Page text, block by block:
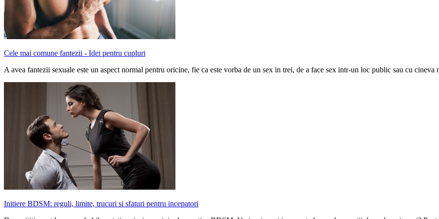
Cele mai comune fantezii - Idei pentru cupluri
A avea fantezii sexuale este un aspect normal pentru oricine, fie ca este vorba de un sex in trei, de a face sex intr-un loc public sau cu cineva
Initiere BDSM: reguli, limite, trucuri si sfaturi pentru incepatori